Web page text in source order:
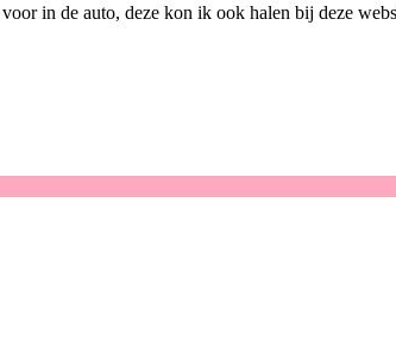
in de auto, deze kon ik ook halen bij deze